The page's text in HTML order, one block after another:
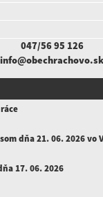
047/56 95 126
info@obechrachovo.sk
dňa 21. 06. 2026 vo
17. 06. 2026